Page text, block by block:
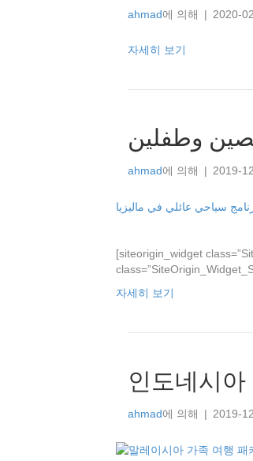
ahmad에 의해 | 2020-
자세히 보기
ahmad에 의해 | 2019-
[siteorigin_widget
자세히 보기
인도네시
ahmad에 의해 | 2019-